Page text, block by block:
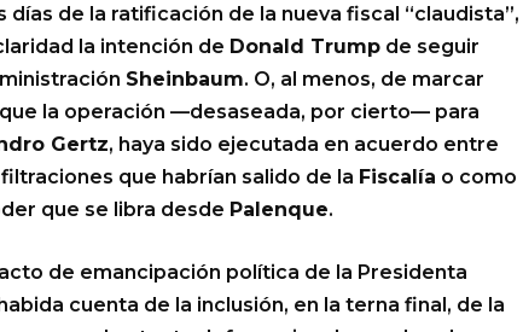
de la ratificación de la nueva fiscal “claudista”,
la intención de Donald Trump de seguir
Sheinbaum. O, al menos, de marcar
la operación —desaseada, por cierto— para
Gertz, haya sido ejecutada en acuerdo entre
que habrían salido de la Fiscalía o como
que se libra desde Palenque.
de emancipación política de la Presidenta
cuenta de la inclusión, en la terna final, de la